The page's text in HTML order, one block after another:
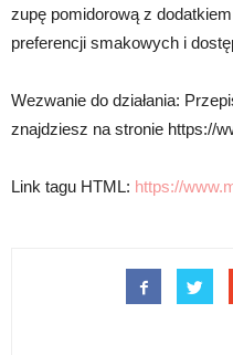
zupę pomidorową z
preferencji smakowych i
Wezwanie do działania:
znajdziesz na stronie https://
Link tagu HTML: https://